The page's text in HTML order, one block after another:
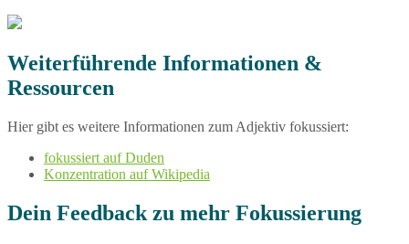
Weiterführende Informationen &
Ressourcen
Hier gibt es weitere Informationen zum Adjektiv fokussiert:
fokussiert auf Duden
Konzentration auf Wikipedia
Dein Feedback zu mehr Fokussierung